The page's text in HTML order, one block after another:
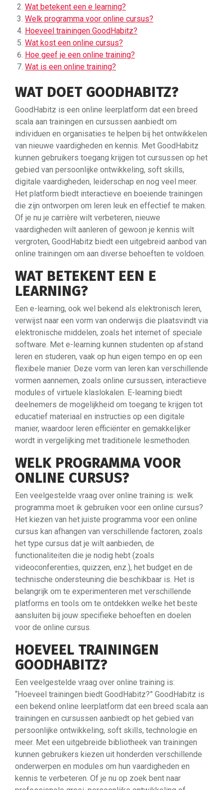
Wat betekent een e learning?
Welk programma voor online cursus?
Hoeveel trainingen GoodHabitz?
Wat kost een online cursus?
Hoe geef je een online training?
Wat is een online training?
WAT DOET GOODHABITZ?
GoodHabitz is een online leerplatform dat een breed
scala aan trainingen en cursussen aanbiedt om
individuen en organisaties te helpen bij het ontwikkelen
van nieuwe vaardigheden en kennis. Met GoodHabitz
kunnen gebruikers toegang krijgen tot cursussen op het
gebied van persoonlijke ontwikkeling, soft skills,
digitale vaardigheden, leiderschap en nog veel meer.
Het platform biedt interactieve en boeiende trainingen
die zijn ontworpen om leren leuk en effectief te maken.
Of je nu je carrière wilt verbeteren, nieuwe
vaardigheden wilt aanleren of gewoon je kennis wilt
vergroten, GoodHabitz biedt een uitgebreid aanbod van
online trainingen om aan diverse behoeften te voldoen.
WAT BETEKENT EEN E
LEARNING?
Een e-learning, ook wel bekend als elektronisch leren,
verwijst naar een vorm van onderwijs die plaatsvindt via
elektronische middelen, zoals het internet of speciale
software. Met e-learning kunnen studenten op afstand
leren en studeren, vaak op hun eigen tempo en op een
flexibele manier. Deze vorm van leren kan verschillende
vormen aannemen, zoals online cursussen, interactieve
modules of virtuele klaslokalen. E-learning biedt
deelnemers de mogelijkheid om toegang te krijgen tot
educatief materiaal en instructies op een digitale
manier, waardoor leren efficiënter en gemakkelijker
wordt in vergelijking met traditionele lesmethoden.
WELK PROGRAMMA VOOR
ONLINE CURSUS?
Een veelgestelde vraag over online training is: welk
programma moet ik gebruiken voor een online cursus?
Het kiezen van het juiste programma voor een online
cursus kan afhangen van verschillende factoren, zoals
het type cursus dat je wilt aanbieden, de
functionaliteiten die je nodig hebt (zoals
videoconferenties, quizzen, enz.), het budget en de
technische ondersteuning die beschikbaar is. Het is
belangrijk om te experimenteren met verschillende
platforms en tools om te ontdekken welke het beste
aansluiten bij jouw specifieke behoeften en doelen
voor de online cursus.
HOEVEEL TRAININGEN
GOODHABITZ?
Een veelgestelde vraag over online training is:
“Hoeveel trainingen biedt GoodHabitz?” GoodHabitz is
een bekend online leerplatform dat een breed scala aan
trainingen en cursussen aanbiedt op het gebied van
persoonlijke ontwikkeling, soft skills, technologie en
meer. Met een uitgebreide bibliotheek van trainingen
kunnen gebruikers kiezen uit honderden verschillende
onderwerpen en modules om hun vaardigheden en
kennis te verbeteren. Of je nu op zoek bent naar